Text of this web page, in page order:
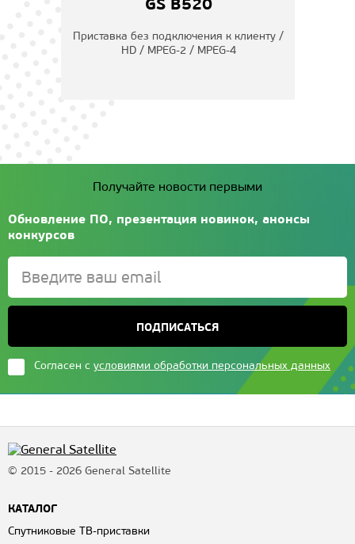
Приставка без подключения к клиенту /
HD / MPEG-2 / MPEG-4
Получайте новости первыми
Обновление ПО, презентация новинок, анонсы
конкурсов
ПОДПИСАТЬСЯ
Согласен с условиями обработки персональных данных
© 2015 - 2026 General Satellite
КАТАЛОГ
Спутниковые ТВ-приставки